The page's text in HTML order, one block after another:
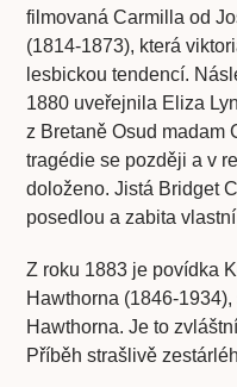
filmovaná Carmilla od
(1814-1873), která
lesbickou tendencí.
1880 uveřejnila Eliza
z Bretaně Osud madam
tragédie se později a v
doloženo. Jistá Bridget
posedlou a zabita
Z roku 1883 je povídka
Hawthorna (1846-
Hawthorna. Je to
Příběh strašlivě